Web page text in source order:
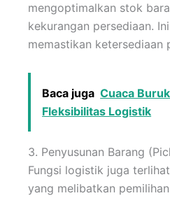
mengoptimalkan stok
kekurangan persediaan.
memastikan ketersediaan
Baca juga Cuaca
Fleksibilitas Logistik
3. Penyusunan Barang
Fungsi logistik juga
yang melibatkan